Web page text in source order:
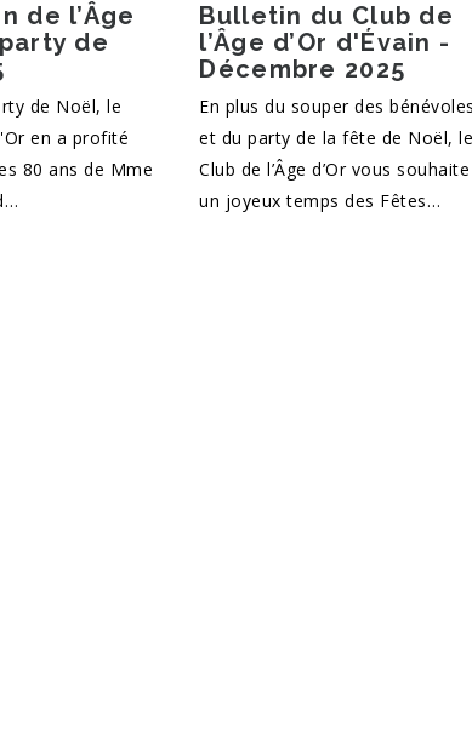
de l’Âge
de
de Noël, le
en a profité
80 ans de Mme
Bulletin du Club de
l’Âge d’Or d'Évain -
Décembre 2025
En plus du souper des bénévoles
et du party de la fête de Noël, le
Club de l’Âge d’Or vous souhaite
un joyeux temps des Fêtes…